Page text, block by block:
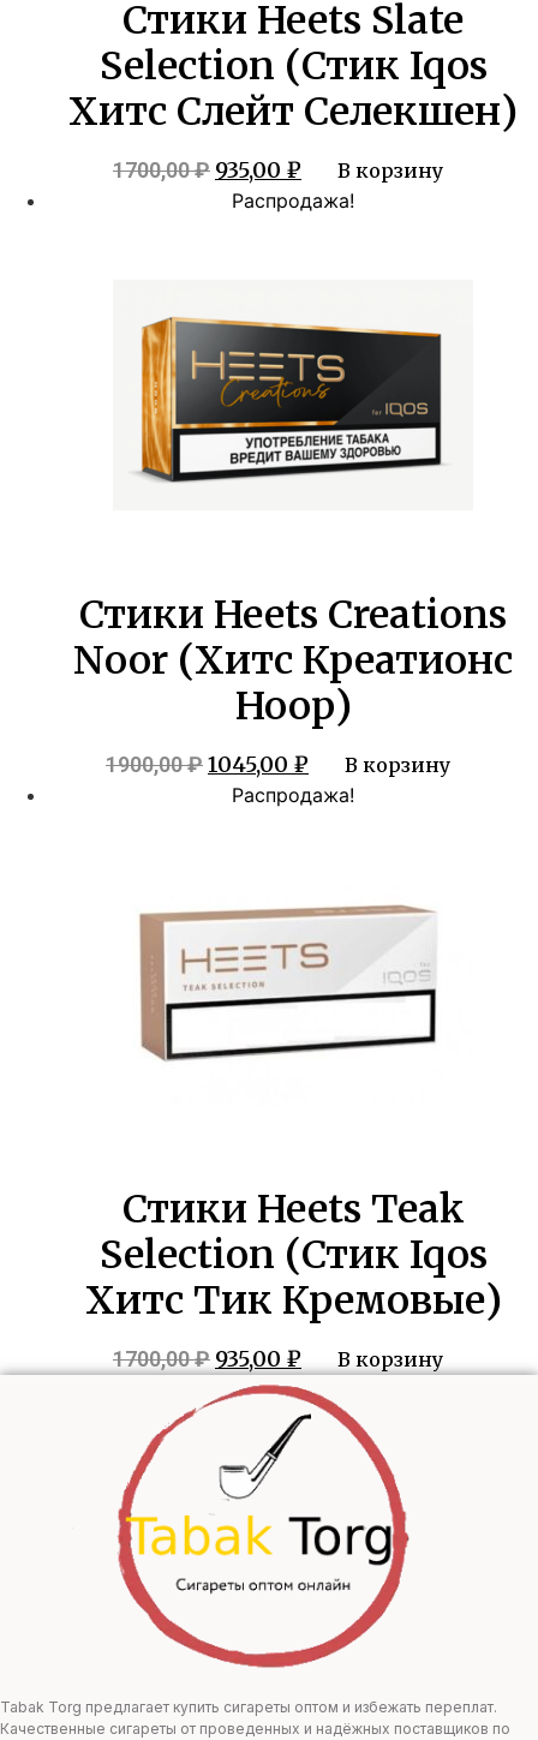
Стики Heets Slate
Selection (Стик Iqos
Хитс Слейт Селекшен)
1700,00₽ Первоначальная
цена
935,00 ₽ Текущая
цена:
В корзину
Распродажа!
Стики Heets Creations
Noor (Хитс Креатионс
Ноор)
1900,00₽Первоначальная
цена
1045,00 ₽ Текущая
цена:
В корзину
Распродажа!
Стики Heets Teak
Selection (Стик Iqos
Хитс Тик Кремовые)
1700,00₽ Первоначальная
цена
составляла
1700,00 ₽.
935,00 ₽ Текущая
цена:
935,00 ₽.
В корзину
Tabak Torg предлагает купить сигареты оптом и избежать переплат.
Качественные сигареты от проведенных и надёжных поставщиков по